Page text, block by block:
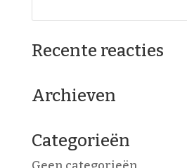
Recente reacties
Archieven
Categorieën